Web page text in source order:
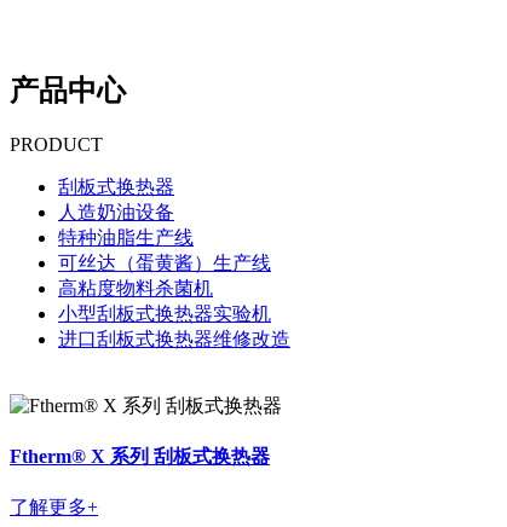
产品中心
PRODUCT
刮板式换热器
人造奶油设备
特种油脂生产线
可丝达（蛋黄酱）生产线
高粘度物料杀菌机
小型刮板式换热器实验机
进口刮板式换热器维修改造
Ftherm® X 系列 刮板式换热器
了解更多+